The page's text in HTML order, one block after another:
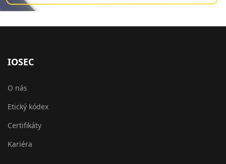
IOSEC
O nás
Etický kódex
Certifikáty
Kariéra